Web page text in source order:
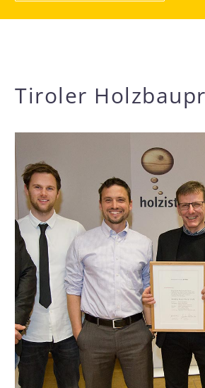
Tiroler